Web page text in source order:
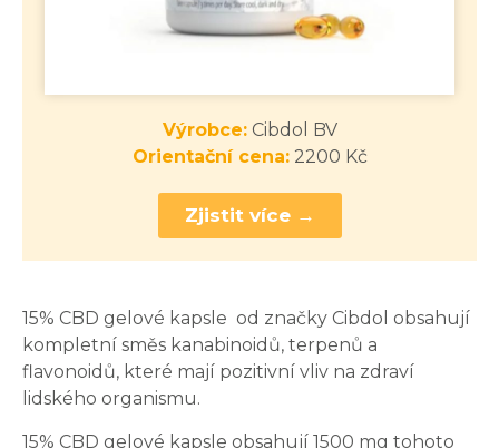
Výrobce:Cibdol BV
Orientační cena:2200 Kč
Zjistit více →
15% CBD gelové kapsle od značky Cibdol obsahují
kompletní směs kanabinoidů, terpenů a
flavonoidů, které mají pozitivní vliv na zdraví
lidského organismu.
15% CBD gelové kapsle obsahují 1500 mg tohoto